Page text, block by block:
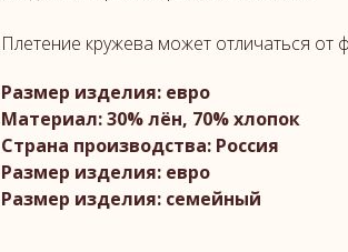
Плетение кружева может отличаться от
Размер изделия: евро
Материал: 30% лён, 70% хлопок
Страна производства: Россия
Размер изделия: евро
Размер изделия: семейный